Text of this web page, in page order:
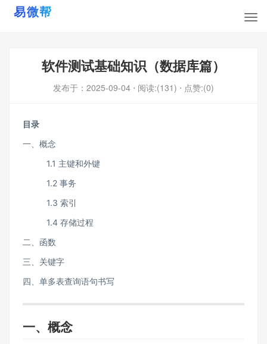
软件测试基础知识（数据库篇）
发布于： 2025-09-04 ⋅ 阅读:(131) ⋅ 点赞:(0)
目录
一、概念
1.1 主键和外键
1.2 事务
1.3 索引
1.4 存储过程
二、函数
三、关键字
四、单多表查询语句书写
一、概念